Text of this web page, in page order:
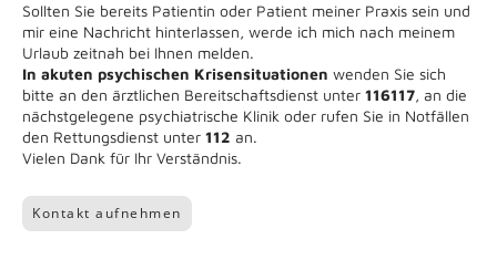
Sollten Sie bereits Patientin oder Patient meiner Praxis sein und
mir eine Nachricht hinterlassen, werde ich mich nach meinem
Urlaub zeitnah bei Ihnen melden.
In akuten psychischen Krisensituationen wenden Sie sich
bitte an den ärztlichen Bereitschaftsdienst unter 116117, an die
nächstgelegene psychiatrische Klinik oder rufen Sie in Notfällen
den Rettungsdienst unter 112 an.
Vielen Dank für Ihr Verständnis.
Kontakt aufnehmen